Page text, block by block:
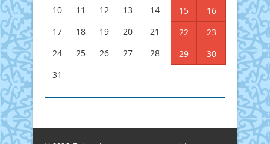
10
11 12 13 14 15
16
17
18 19 20 21 22
23
24
25 26 27 28 29
30
31